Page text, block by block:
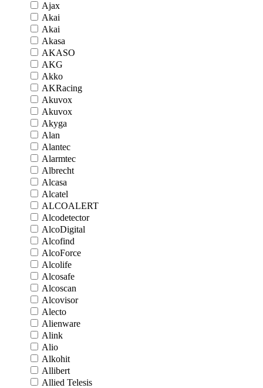
Ajax
Akai
Akai
Akasa
AKASO
AKG
Akko
AKRacing
Akuvox
Akuvox
Akyga
Alan
Alantec
Alarmtec
Albrecht
Alcasa
Alcatel
ALCOALERT
Alcodetector
AlcoDigital
Alcofind
AlcoForce
Alcolife
Alcosafe
Alcoscan
Alcovisor
Alecto
Alienware
Alink
Alio
Alkohit
Allibert
Allied Telesis